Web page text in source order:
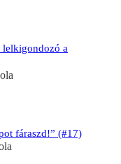
lelkigondozó a
fáraszd!” (#17)